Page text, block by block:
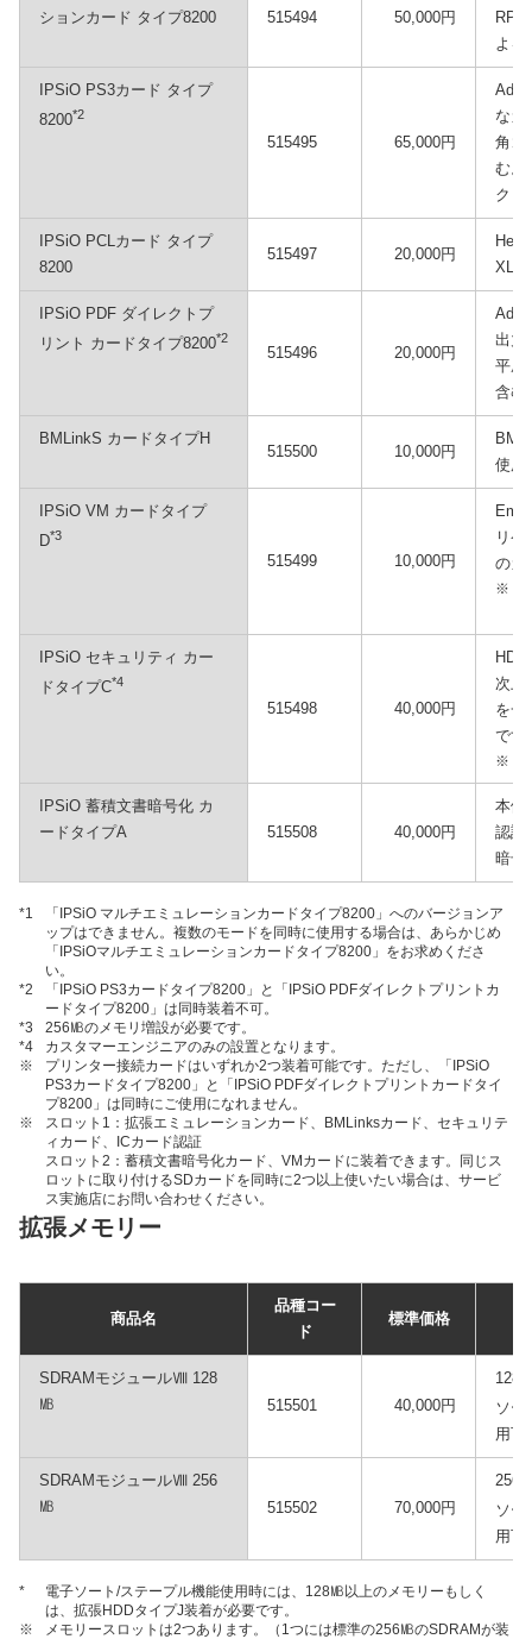
ションカード タイプ8200 515494 50,000円
RP-
よる
IPSiO PS3カード タイプ
8200*2
515495 65,000円
なカ
角ゴ
む。
クト
IPSiO PCLカード タイプ
8200
515497 20,000円
XL/
IPSiO PDF ダイレクトプ
リント カードタイプ8200*2
515496 20,000円
出力
平成
含む
BMLinkS カードタイプH
515500 10,000円
使用
IPSiO VM カードタイプ
D*3
515499 10,000円
リ
のカ
※
IPSiO セキュリティ カー
ドタイプC*4
515498 40,000円
次上
を一
です
※
IPSiO 蓄積文書暗号化 カ
ードタイプA
515508 40,000円
本体
認証
暗号
*1
「IPSiO マルチエミュレーションカードタイプ8200」へのバージョンア
ップはできません。複数のモードを同時に使用する場合は、あらかじめ
「IPSiOマルチエミュレーションカードタイプ8200」をお求めくださ
い。
*2
「IPSiO PS3カードタイプ8200」と「IPSiO PDFダイレクトプリントカ
ードタイプ8200」は同時装着不可。
*3
256㎆のメモリ増設が必要です。
*4
カスタマーエンジニアのみの設置となります。
※
プリンター接続カードはいずれか2つ装着可能です。ただし、「IPSiO
PS3カードタイプ8200」と「IPSiO PDFダイレクトプリントカードタイ
プ8200」は同時にご使用になれません。
※
スロット1：拡張エミュレーションカード、BMLinksカード、セキュリテ
ィカード、ICカード認証
スロット2：蓄積文書暗号化カード、VMカードに装着できます。同じス
ロットに取り付けるSDカードを同時に2つ以上使いたい場合は、サービ
ス実施店にお問い合わせください。
拡張メモリー
商品名
品種コー
ド
標準価格
SDRAMモジュールⅧ 128
㎆
515501 40,000円
128
ソー
用可
SDRAMモジュールⅧ 256
㎆
515502 70,000円
256
ソー
用可
*
電子ソート/ステープル機能使用時には、128㎆以上のメモリーもしく
は、拡張HDDタイプJ装着が必要です。
※
メモリースロットは2つあります。（1つには標準の256㎆のSDRAMが装